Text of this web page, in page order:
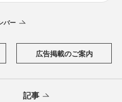
バー
広告掲載のご案内
記事